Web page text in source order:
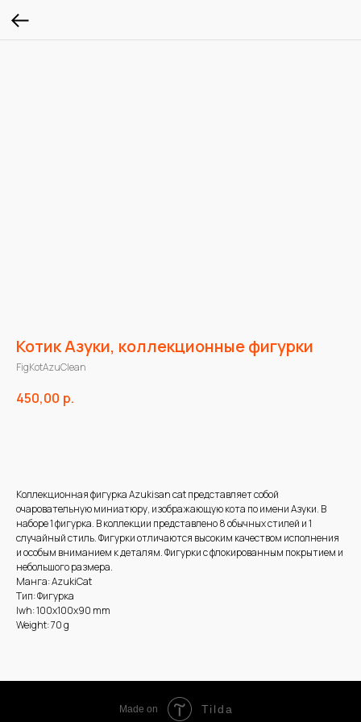
Котик Азуки, коллекционные фигурки
FigKotAzuClean
450,00 р.
Коллекционная фигурка Azukisan cat представляет собой
очаровательную миниатюру, изображающую кота по имени Азуки. В
наборе 1 фигурка. В коллекции представлено 8 обычных стилей и 1
случайный стиль. Фигурки отличаются высоким качеством исполнения
и особым вниманием к деталям. Фигурки с флокированным покрытием и
небольшого размера.
Манга: AzukiCat
Тип: Фигурка
lwh: 100x100x90 mm
Weight: 70 g
Made on Tilda